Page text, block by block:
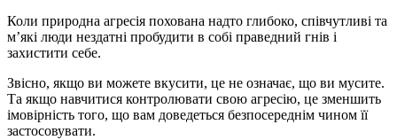
Коли природна агресія похована надто глибоко, співчутливі та
м’які люди нездатні пробудити в собі праведний гнів і
захистити себе.
Звісно, якщо ви можете вкусити, це не означає, що ви мусите.
Та якщо навчитися контролювати свою агресію, це зменшить
імовірність того, що вам доведеться безпосереднім чином її
застосовувати.